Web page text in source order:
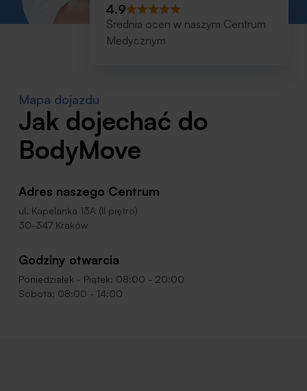
4.9
Średnia ocen w naszym Centrum
Medycznym
Mapa dojazdu
Jak dojechać do
BodyMove
Adres naszego Centrum
ul. Kapelanka 13A (II piętro)
30-347 Kraków
Godziny otwarcia
Poniedziałek - Piątek: 08:00 - 20:00
Sobota: 08:00 - 14:00